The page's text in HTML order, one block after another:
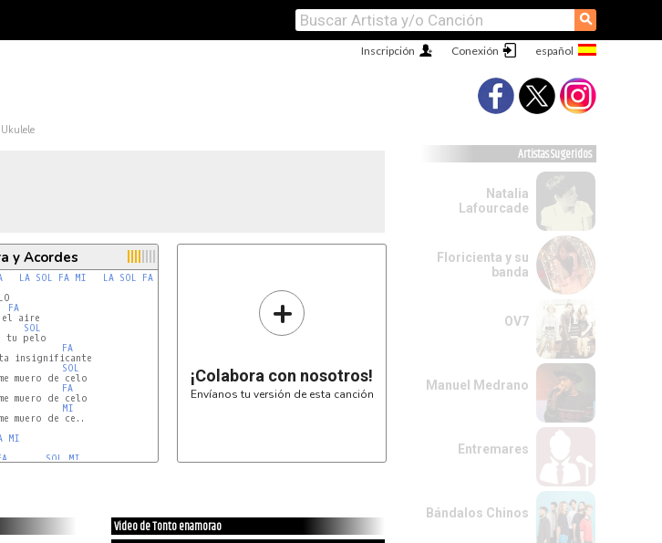
⚲
Conexión
Inscripción
y Acordes
LA SOL FA MI LA SOL FA
FA
aire
SOL
tu pelo
FA
insignificante
SOL
muero de celo
FA
muero de celo
MI
muero de ce..
MI
SOL
MI
+
¡Colabora con nosotros!
Envíanos tu versión de esta canción
Video de Tonto enamorao
Artistas Sugeridos
Natalia
Lafourcade
Floricienta y su
banda
OV7
Manuel Medrano
Entremares
Bándalos Chinos